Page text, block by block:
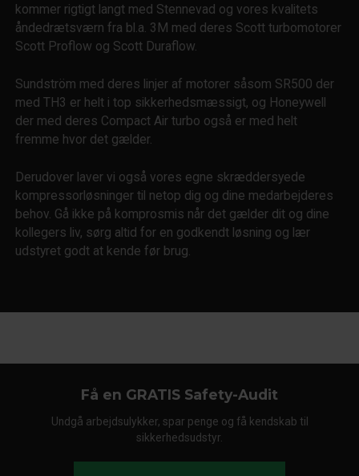
kommer rigtigt langt med Stennevad og vores kvalitets
åndedrætsværn fra bl.a. 3M med deres Scott turbomotorer
Scott Proflow og Scott Duraflow.
Sundström med deres linjer af motorer såsom SR500 der
med TH3 er helt i top sikkerhedsmæssigt, og Honeywell
der med deres Compact Air turbo også er med helt
fremme hvor det gælder.
Derudover laver vi også vores egne skræddersyede
kompressorløsninger til netop dig og dine medarbejderes
behov. Gå ikke på komprosmis når det gælder dit og dine
kollegers liv, sørg altid for en godkendt løsning og lær
udstyret godt at kende før brug.
Få en GRATIS Safety-Audit
Undgå arbejdsulykker, spar penge og få kendskab til
sikkerhedsudstyr.